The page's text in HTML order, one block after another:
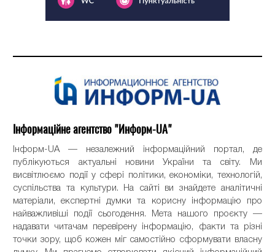
Інформаційне агентство "Информ-UA"
Інформ-UA — незалежний інформаційний портал, де
публікуються актуальні новини України та світу. Ми
висвітлюємо події у сфері політики, економіки, технологій,
суспільства та культури. На сайті ви знайдете аналітичні
матеріали, експертні думки та корисну інформацію про
найважливіші події сьогодення. Мета нашого проєкту —
надавати читачам перевірену інформацію, факти та різні
точки зору, щоб кожен міг самостійно сформувати власну